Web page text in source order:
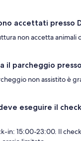
accettati presso
non accetta animali
il parcheggio
non assistito è
eseguire il
in: 15:00-23:00. Il